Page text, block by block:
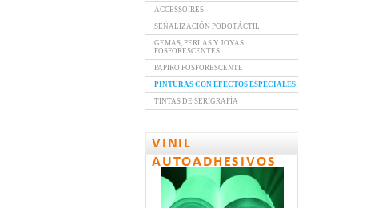
ACCESSOIRES
SEÑALIZACIÓN PODOTÁCTIL
GEMAS, PERLAS Y JOYAS
FOSFORESCENTES
PAPIRO FOSFORESCENTE
PINTURAS CON EFECTOS ESPECIALES
TINTAS DE SERIGRAFÍA
VINIL
AUTOADHESIVOS